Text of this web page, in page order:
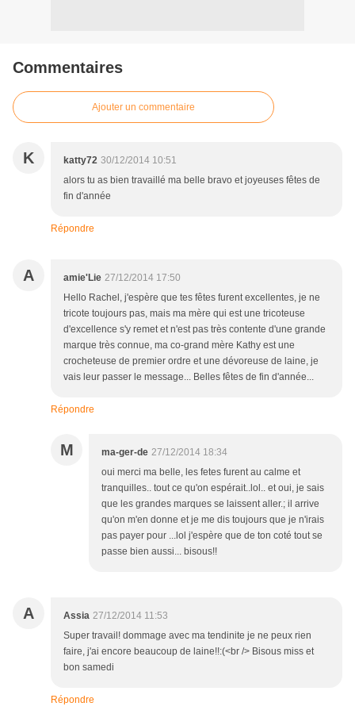
Commentaires
Ajouter un commentaire
K katty72 30/12/2014 10:51
alors tu as bien travaillé ma belle bravo et joyeuses fêtes de
fin d'année
Répondre
A amie'Lie 27/12/2014 17:50
Hello Rachel, j'espère que tes fêtes furent excellentes, je ne
tricote toujours pas, mais ma mère qui est une tricoteuse
d'excellence s'y remet et n'est pas très contente d'une grande
marque très connue, ma co-grand mère Kathy est une
crocheteuse de premier ordre et une dévoreuse de laine, je
vais leur passer le message... Belles fêtes de fin d'année...
Répondre
M ma-ger-de 27/12/2014 18:34
oui merci ma belle, les fetes furent au calme et
tranquilles.. tout ce qu'on espérait..lol.. et oui, je sais
que les grandes marques se laissent aller.; il arrive
qu'on m'en donne et je me dis toujours que je n'irais
pas payer pour ...lol j'espère que de ton coté tout se
passe bien aussi... bisous!!
A Assia 27/12/2014 11:53
Super travail! dommage avec ma tendinite je ne peux rien
faire, j'ai encore beaucoup de laine!!:(<br /> Bisous miss et
bon samedi
Répondre